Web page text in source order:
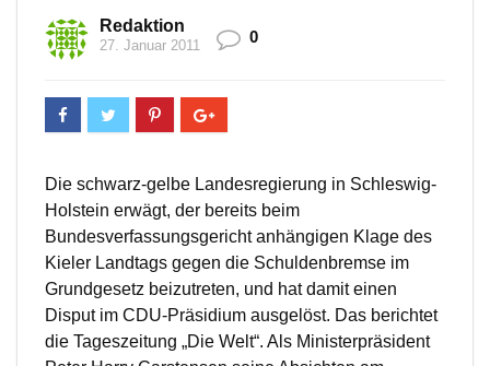
Redaktion
27. Januar 2011 0
Die schwarz-gelbe Landesregierung in Schleswig-
Holstein erwägt, der bereits beim
Bundesverfassungsgericht anhängigen Klage des
Kieler Landtags gegen die Schuldenbremse im
Grundgesetz beizutreten, und hat damit einen
Disput im CDU-Präsidium ausgelöst. Das berichtet
die Tageszeitung „Die Welt“. Als Ministerpräsident